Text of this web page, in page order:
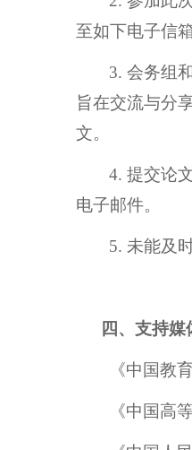
至如下电子信
3.会务组
旨在交流与分
文。
4.提交论
电子邮件。
5. 未能及
四、支持媒
《中国教
《中国高